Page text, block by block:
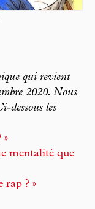
qui revient
2020. Nous
dessous les
»
mentalité que
rap ? »